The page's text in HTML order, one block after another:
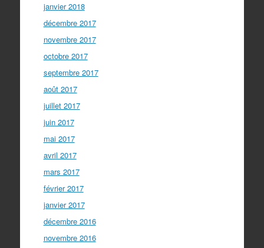
janvier 2018
décembre 2017
novembre 2017
octobre 2017
septembre 2017
août 2017
juillet 2017
juin 2017
mai 2017
avril 2017
mars 2017
février 2017
janvier 2017
décembre 2016
novembre 2016